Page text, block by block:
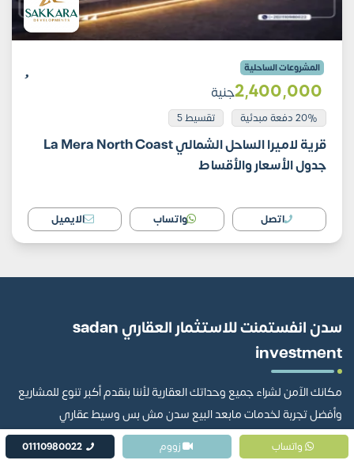
المشروعات الساحلية
2٬400٬000جنية
20% دفعة مبدئية تقسيط 5
قرية لاميرا الساحل الشمالي La Mera North Coast
جدول الأسعار والأقساط
اتصل واتساب الايميل
سدن انفستمنت للاستثمار العقاري sadan
investment
مكانك الآمن لشراء جميع وحداتك العقارية لأننا بنقدم أكبر تنوع للمشاريع
وأفضل تجربة لخدمات مابعد البيع سدن مش بس وسيط عقاري
واتساب 01110980022 زووم